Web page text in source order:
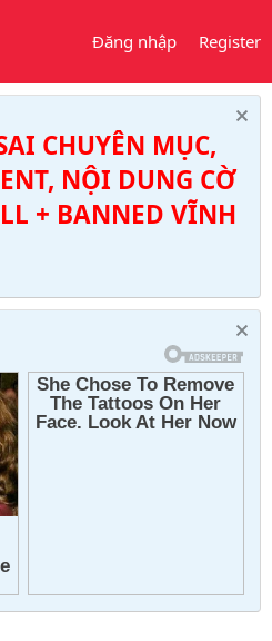
Đăng nhập Register
CHUYÊN MỤC,
NỘI DUNG CỜ
+ BANNED VĨNH